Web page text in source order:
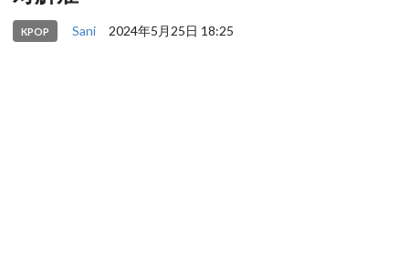
KPOP Sani 2024年5月25日 18:25